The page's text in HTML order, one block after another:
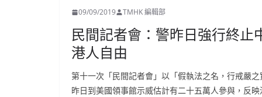
09/09/2019 TMHK 編輯部
民間記者會：警昨日強行終
港人自由
第十一次「民間記者會」以「假執法之名，行戒嚴
昨日到美國領事館示威估計有二十五萬人參與，反